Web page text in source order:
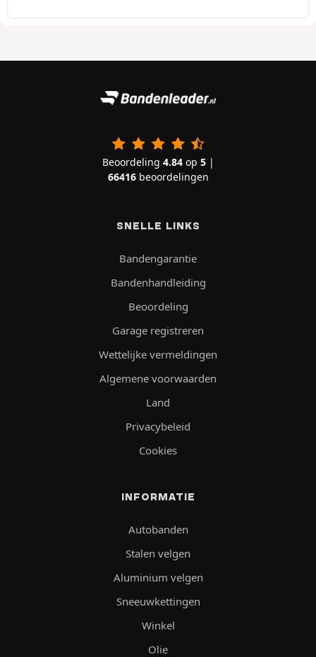
Beoordeling 4.84op 5|
66416beoordelingen
SNELLE LINKS
Bandengarantie
Bandenhandleiding
Beoordeling
Garage registreren
Wettelijke vermeldingen
Algemene voorwaarden
Land
Privacybeleid
Cookies
INFORMATIE
Autobanden
Stalen velgen
Aluminium velgen
Sneeuwkettingen
Winkel
Olie